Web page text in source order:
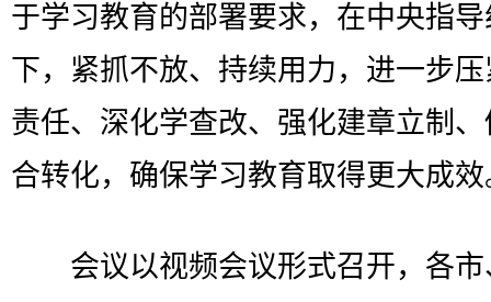
于学习教育的部署要求，在中央指
下，紧抓不放、持续用力，进一步
责任、深化学查改、强化建章立制
合转化，确保学习教育取得更大成效
会议以视频会议形式召开，各市